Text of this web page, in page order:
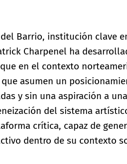
Barrio, institución clave
Charpenel ha
en el contexto
asumen un
y sin una aspiración a
del sistema
crítica, capaz de
dentro de su contexto